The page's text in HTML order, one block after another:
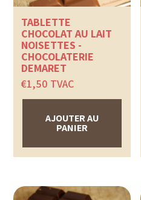
TABLETTE
CHOCOLAT AU LAIT
NOISETTES -
CHOCOLATERIE
DEMARET
€1,50 TVAC
AJOUTER AU
PANIER